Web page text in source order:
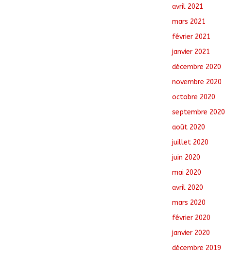
avril 2021
mars 2021
février 2021
janvier 2021
décembre 2020
novembre 2020
octobre 2020
septembre 2020
août 2020
juillet 2020
juin 2020
mai 2020
avril 2020
mars 2020
février 2020
janvier 2020
décembre 2019